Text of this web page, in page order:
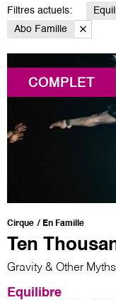
Filtres actuels:
Abo Famille
COMPLET
Cirque En Famille
Ten
Gravity & Other Myths
Equilibre